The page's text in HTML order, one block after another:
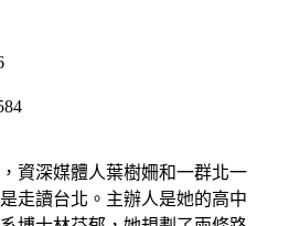
資深媒體人葉樹姍和一群北一
走讀台北。主辦人是她的高中